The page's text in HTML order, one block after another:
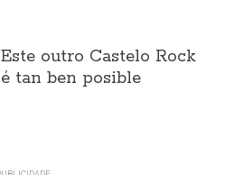
Este outro Castelo Rock
é tan ben posible